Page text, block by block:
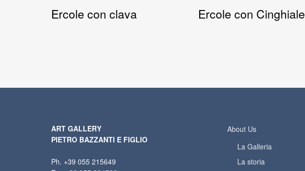
Ercole con clava Ercole con Cinghiale
ART GALLERY
PIETRO BAZZANTI E FIGLIO
Ph. +39 055 215649
About Us
La Galleria
La storia